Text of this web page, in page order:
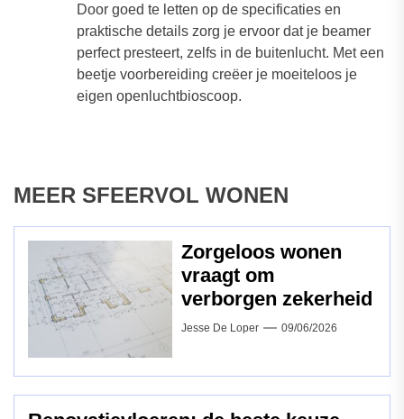
Door goed te letten op de specificaties en
praktische details zorg je ervoor dat je beamer
perfect presteert, zelfs in de buitenlucht. Met een
beetje voorbereiding creëer je moeiteloos je
eigen openluchtbioscoop.
MEER SFEERVOL WONEN
Zorgeloos wonen
vraagt om
verborgen zekerheid
Jesse De Loper 09/06/2026